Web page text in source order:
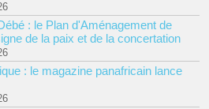
: le Plan d'Aménagement de
de la paix et de la concertation
: le magazine panafricain lance